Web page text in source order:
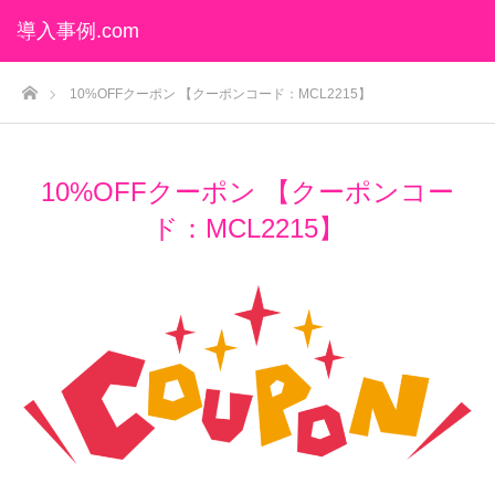
導入事例.com
ホーム10%OFFクーポン 【クーポンコード：MCL2215】
10%OFFクーポン 【クーポンコー
ド：MCL2215】